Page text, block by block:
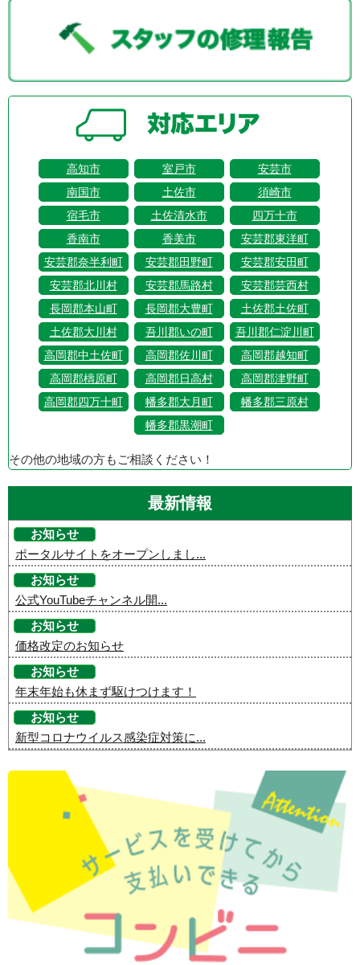
高知市 室戸市
安芸市
南国市
土佐市
須崎市
宿毛市
土佐清水市
四万十市
香南市
香美市
安芸郡東洋町
安芸郡奈半利町
安芸郡田野町
安芸郡安田町
安芸郡北川村
安芸郡馬路村
安芸郡芸西村
長岡郡本山町
長岡郡大豊町
土佐郡土佐町
土佐郡大川村
吾川郡いの町
吾川郡仁淀川町
高岡郡中土佐町
高岡郡佐川町
高岡郡越知町
高岡郡檮原町
高岡郡日高村
高岡郡津野町
高岡郡四万十町
幡多郡大月町
幡多郡三原村
幡多郡黒潮町
その他の地域の方もご相談ください！
最新情報
お知らせ
ポータルサイトをオープンしまし...
お知らせ
公式YouTubeチャンネル開...
お知らせ
価格改定のお知らせ
お知らせ
年末年始も休まず駆けつけます！
お知らせ
新型コロナウイルス感染症対策に...